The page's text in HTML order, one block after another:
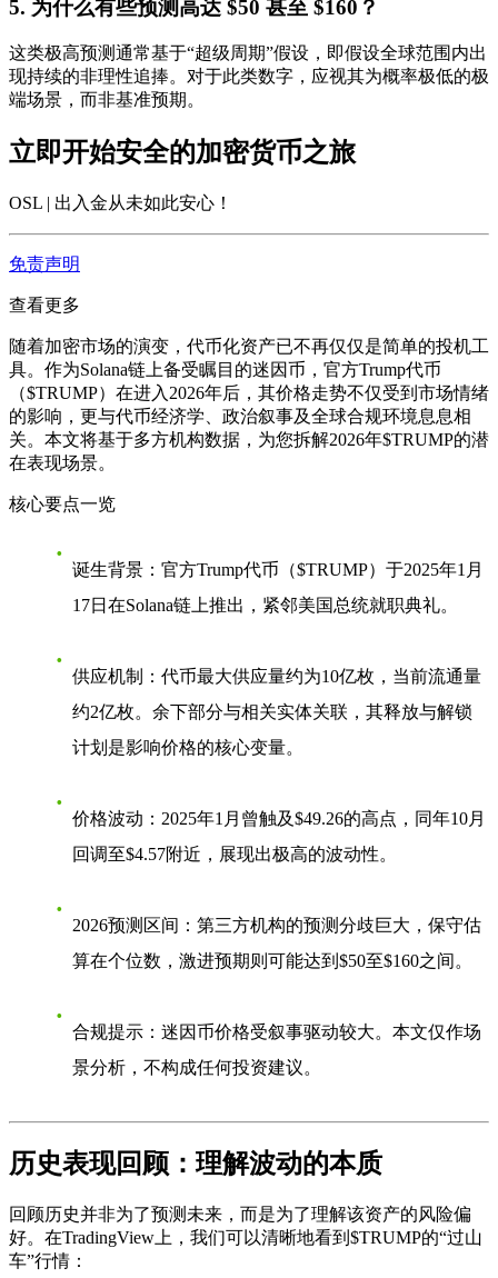
5. 为什么有些预测高达 $50 甚至 $160？
这类极高预测通常基于“超级周期”假设，即假设全球范围内出
现持续的非理性追捧。对于此类数字，应视其为概率极低的极
端场景，而非基准预期。
立即开始安全的加密货币之旅
OSL | 出入金从未如此安心 ！
免责声明
查看更多
随着加密市场的演变，代币化资产已不再仅仅是简单的投机工
具。作为Solana链上备受瞩目的迷因币，官方Trump代币
（$TRUMP）在进入2026年后，其价格走势不仅受到市场情绪
的影响，更与代币经济学、政治叙事及全球合规环境息息相
关。本文将基于多方机构数据，为您拆解2026年$TRUMP的潜
在表现场景。
核心要点一览
诞生背景 ：官方Trump代币（$TRUMP）于2025年1月
17日在Solana链上推出，紧邻美国总统就职典礼。
供应机制
：代币最大供应量约为10亿枚，当前流通量
约2亿枚。余下部分与相关实体关联，其释放与解锁
计划是影响价格的核心变量。
价格波动 ：2025年1月曾触及$49.26的高点，同年10月
回调至$4.57附近，展现出极高的波动性。
2026预测区间 ：第三方机构的预测分歧巨大，保守估
算在个位数，激进预期则可能达到$50至$160之间。
合规提示 ：迷因币价格受叙事驱动较大。本文仅作场
景分析，不构成任何投资建议。
历史表现回顾：理解波动的本质
回顾历史并非为了预测未来，而是为了理解该资产的风险偏
好。在TradingView上，我们可以清晰地看到$TRUMP的“过山
车”行情：